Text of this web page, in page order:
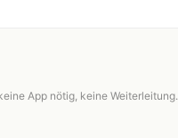
App nötig, keine Weiterleitung.